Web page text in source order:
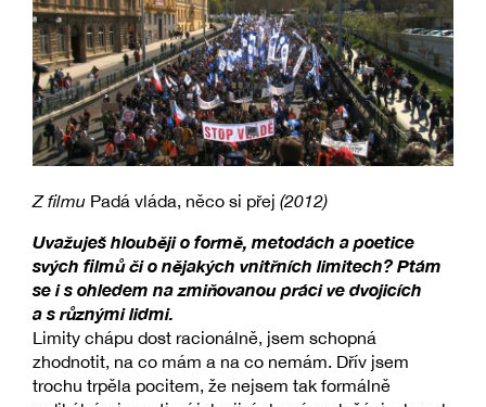
Z filmu Padá vláda, něco si přej (2012)
Uvažuješ hlouběji o formě, metodách a poetice
svých filmů či o nějakých vnitřních limitech? Ptám
se i s ohledem na zmiňovanou práci ve dvojicích
a s různými lidmi.
Limity chápu dost racionálně, jsem schopná
zhodnotit, na co mám a na co nemám. Dřív jsem
trochu trpěla pocitem, že nejsem tak formálně